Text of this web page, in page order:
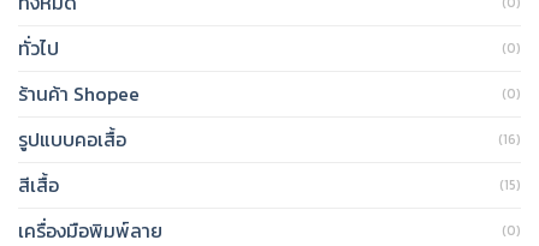
ทั่วไป (0)
ร้านค้า Shopee (0)
รูปแบบคอเสื้อ (16)
สีเสื้อ (15)
เครื่องมือพิมพ์ลาย (0)